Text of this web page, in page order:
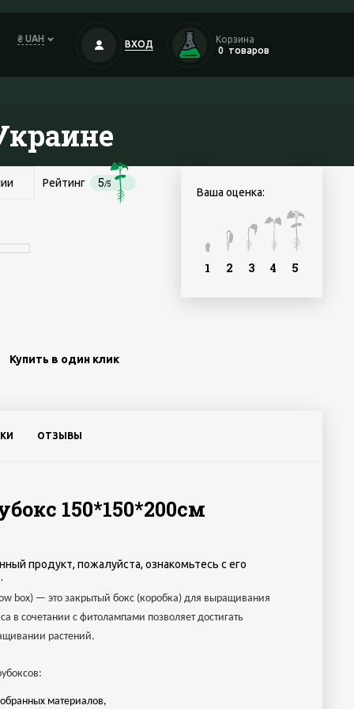
₴ UAH
ВХОД
Корзина
0 товаров
Рейтинг 5/5
Купить в один клик
Ваша оценка:
5
4
3
2
1
ОТЗЫВЫ
150*150*200см
продукт, пожалуйста, ознакомьтесь с его
box) — это закрытый бокс (коробка) для выращивания
в сочетании с фитолампами позволяет достигать
растений.
материалов,